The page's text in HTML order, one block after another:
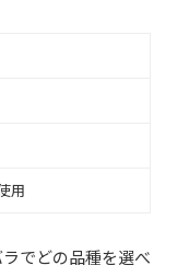
用
でどの品種を選べ